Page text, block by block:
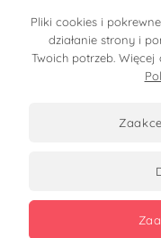
Certyfikaty
Pliki cookies i
działanie strony i
Twoich potrzeb.